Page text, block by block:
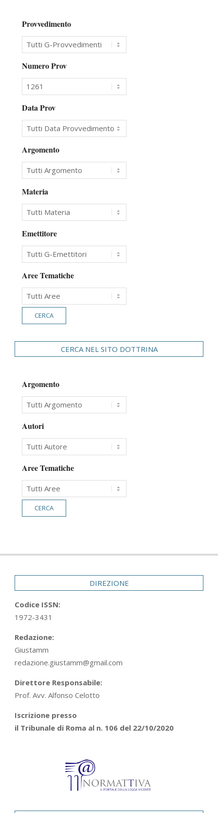
Provvedimento
Numero Prov
Data Prov
Argomento
Materia
Emettitore
Aree Tematiche
CERCA NEL SITO DOTTRINA
Argomento
Autori
Aree Tematiche
DIREZIONE
Codice ISSN:
1972-3431
Redazione:
Giustamm
redazione.giustamm@gmail.com
Direttore Responsabile:
Prof. Avv. Alfonso Celotto
Iscrizione presso
il Tribunale di Roma al n. 106 del 22/10/2020